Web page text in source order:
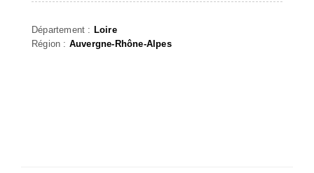
Département : Loire
Région : Auvergne-Rhône-Alpes